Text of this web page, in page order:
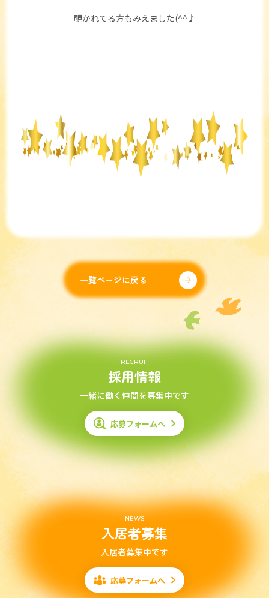
覗かれてる方もみえました(^^♪
一覧ページに戻る
RECRUIT
採用情報
一緒に働く仲間を募集中です
応募フォームへ
NEWS
入居者募集
入居者募集中です
応募フォームへ